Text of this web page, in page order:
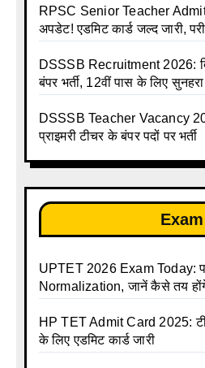
RPSC Senior Teacher
अपडेट! एडमिट कार्ड जल्द जारी,
DSSSB Recruitment 2026:
बंपर भर्ती, 12वीं पास के लिए
DSSSB Teacher Vacancy
प्राइमरी टीचर के बंपर पदों पर भर्ती
Exam
UPTET 2026 Exam Today:
Normalization, जानें कैसे तय
HP TET Admit Card 2025:
के लिए एडमिट कार्ड जारी